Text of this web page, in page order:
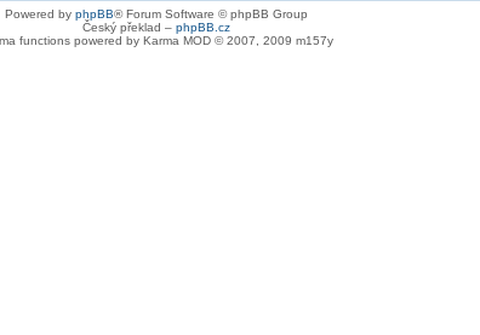
Powered by phpBB® Forum Software © phpBB Group
Český překlad – phpBB.cz
functions powered by Karma MOD © 2007, 2009 m157y